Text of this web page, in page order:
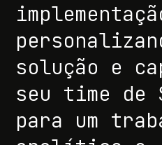
solução e
seu time de
para um